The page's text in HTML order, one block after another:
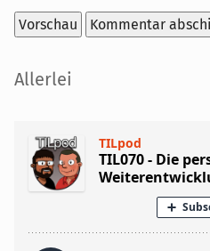
Seitenleiste
Allerlei